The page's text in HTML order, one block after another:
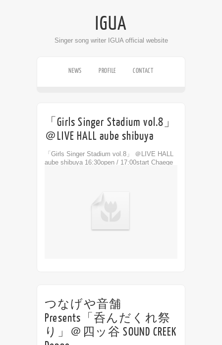
IGUA
Singer song writer IGUA official website
NEWS PROFILE CONTACT
「Girls Singer Stadium vol.8」
＠LIVE HALL aube shibuya
「Girls Singer Stadium vol.8」 ＠LIVE HALL
aube shibuya 16:30open / 17:00start Chaege
つなげや音舗
Presents「呑んだくれ祭
り」＠四ッ谷 SOUND CREEK